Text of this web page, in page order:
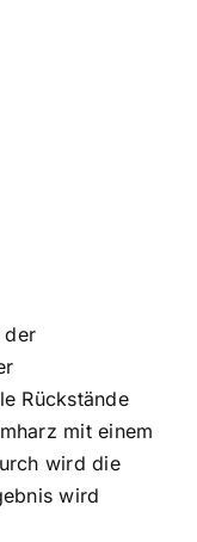
der
Rückstände
mit einem
wird die
wird